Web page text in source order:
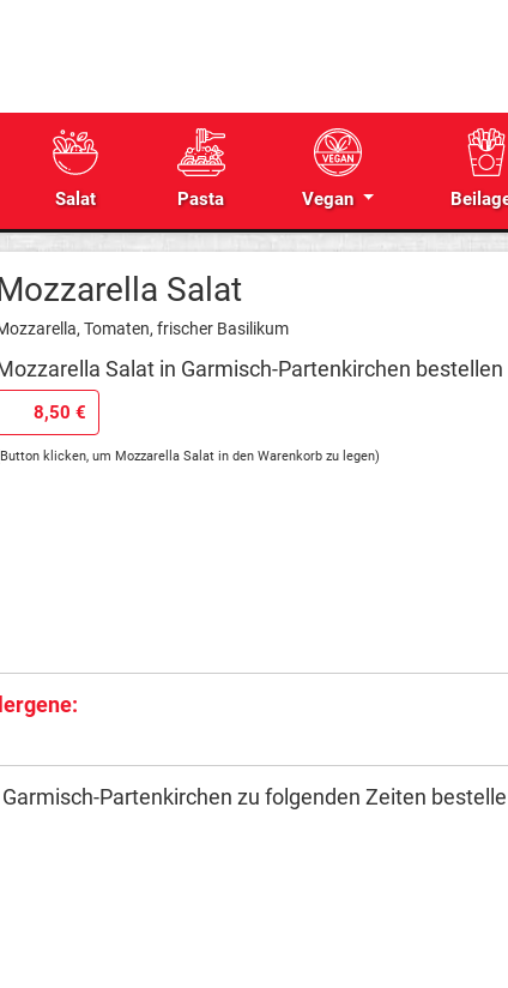
Salat Pasta Vegan
Salat
Tomaten, frischer Basilikum
Salat in Garmisch-Partenkirchen
8,50 €
klicken, um Mozzarella Salat in den Warenkorb zu legen)
Partenkirchen zu folgenden Zeiten